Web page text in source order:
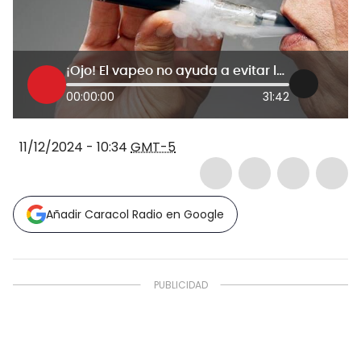
¡Ojo! El vapeo no ayuda a evitar los daños del cigarrillo
00:00:00 31:42
11/12/2024 - 10:34 GMT-5
Añadir Caracol Radio en Google